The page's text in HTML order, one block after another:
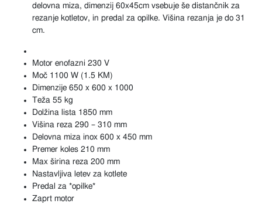
delovna miza, dimenzij 60x45cm vsebuje še distančnik za
rezanje kotletov, in predal za opilke. Višina rezanja je do 31
cm.
Motor enofazni 230 V
Moč 1100 W (1.5 KM)
Dimenzije 650 x 600 x 1000
Teža 55 kg
Dolžina lista 1850 mm
Višina reza 290 – 310 mm
Delovna miza inox 600 x 450 mm
Premer koles 210 mm
Max širina reza 200 mm
Nastavljiva letev za kotlete
Predal za *opilke*
Zaprt motor